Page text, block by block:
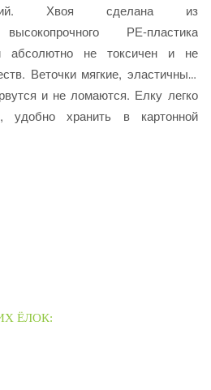
Хвоя сделана из
высокопрочного РЕ-пластика
абсолютно не токсичен и не
Веточки мягкие, эластичные,
и не ломаются. Елку легко
удобно хранить в картонной
ЁЛОК: